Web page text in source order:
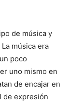
de música y
música era
poco
uno mismo en
de encajar en
de expresión